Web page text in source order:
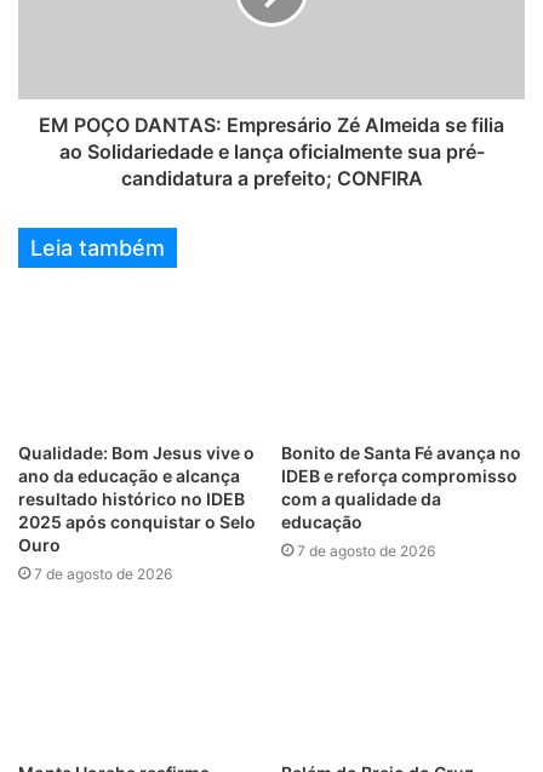
EM POÇO DANTAS: Empresário Zé Almeida se filia
ao Solidariedade e lança oficialmente sua pré-
candidatura a prefeito; CONFIRA
Leia também
Qualidade: Bom Jesus vive o
ano da educação e alcança
resultado histórico no IDEB
2025 após conquistar o Selo
Ouro
7 de agosto de 2026
Bonito de Santa Fé avança no
IDEB e reforça compromisso
com a qualidade da
educação
7 de agosto de 2026